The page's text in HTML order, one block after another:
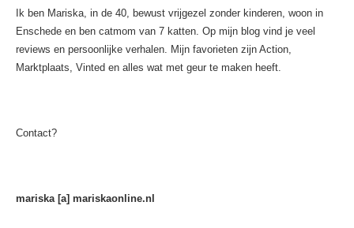
Ik ben Mariska, in de 40, bewust vrijgezel zonder kinderen, woon in
Enschede en ben catmom van 7 katten. Op mijn blog vind je veel
reviews en persoonlijke verhalen. Mijn favorieten zijn Action,
Marktplaats, Vinted en alles wat met geur te maken heeft.
Contact?
mariska [a] mariskaonline.nl